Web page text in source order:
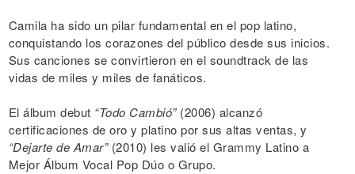
Camila ha sido un pilar fundamental en el pop latino,
conquistando los corazones del público desde sus inicios.
Sus canciones se convirtieron en el soundtrack de las
vidas de miles y miles de fanáticos.
El álbum debut “Todo Cambió”(2006) alcanzó
certificaciones de oro y platino por sus altas ventas, y
“Dejarte de Amar”(2010) les valió el Grammy Latino a
Mejor Álbum Vocal Pop Dúo o Grupo.